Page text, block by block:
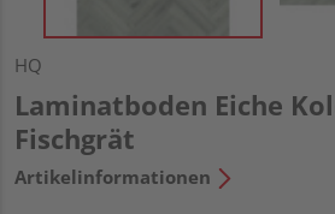
HQ
Laminatboden Eiche
Fischgrät
Artikelinformationen